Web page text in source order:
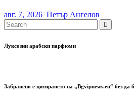
авг. 7, 2026 Петър Ангелов
Луксозни арабски парфюми
Забранено е цитирането на „Bgvipnews.eu“ без да